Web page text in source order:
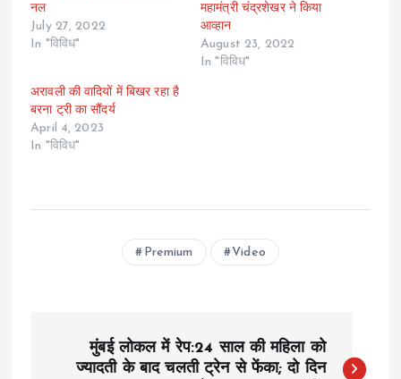
नल
July 27, 2022
In "विविध"
महामंत्री चंद्रशेखर ने किया
आव्हान
August 23, 2022
In "विविध"
अरावली की वादियों में बिखर रहा है
बरना ट्री का सौंदर्य
April 4, 2023
In "विविध"
Premium Video
मुंबई लोकल में रेप:24 साल की महिला को
ज्यादती के बाद चलती ट्रेन से फेंका; दो दिन